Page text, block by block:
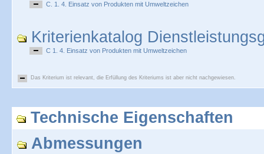
C. 1. 4. Einsatz von Produkten mit Umweltzeichen
Kriterienkatalog
C 1. 4. Einsatz von Produkten mit Umweltzeichen
Das Kriterium ist relevant, die Erfüllung des Kriteriums ist aber nicht nachgewiesen.
Technische Eigenschaften
Abmessungen